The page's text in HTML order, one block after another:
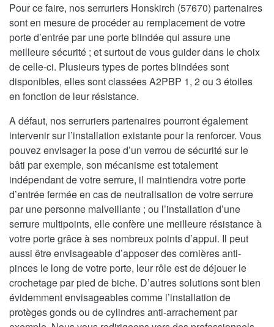
Pour ce faire, nos serruriers Honskirch (57670) partenaires
sont en mesure de procéder au remplacement de votre
porte d’entrée par une porte blindée qui assure une
meilleure sécurité ; et surtout de vous guider dans le choix
de celle-ci. Plusieurs types de portes blindées sont
disponibles, elles sont classées A2PBP 1, 2 ou 3 étoiles
en fonction de leur résistance.
A défaut, nos serruriers partenaires pourront également
intervenir sur l’installation existante pour la renforcer. Vous
pouvez envisager la pose d’un verrou de sécurité sur le
bâti par exemple, son mécanisme est totalement
indépendant de votre serrure, il maintiendra votre porte
d’entrée fermée en cas de neutralisation de votre serrure
par une personne malveillante ; ou l’installation d’une
serrure multipoints, elle confère une meilleure résistance à
votre porte grâce à ses nombreux points d’appui. Il peut
aussi être envisageable d’apposer des cornières anti-
pinces le long de votre porte, leur rôle est de déjouer le
crochetage par pied de biche. D’autres solutions sont bien
évidemment envisageables comme l’installation de
protèges gonds ou de cylindres anti-arrachement par